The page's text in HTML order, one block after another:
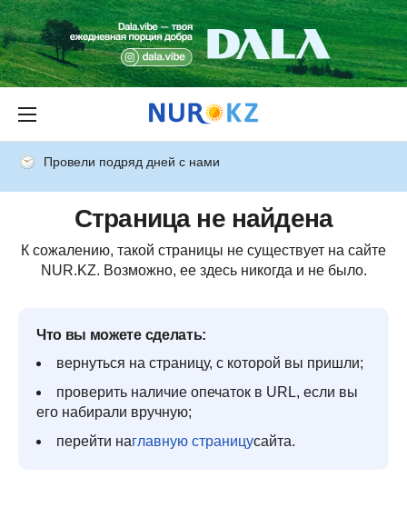
Провели подряд дней с нами
Страница не найдена
К сожалению, такой страницы не существует на сайте
NUR.KZ. Возможно, ее здесь никогда и не было.
Что вы можете сделать:
вернуться на страницу, с которой вы пришли;
проверить наличие опечаток в URL, если вы
его набирали вручную;
перейти наглавную страницусайта.